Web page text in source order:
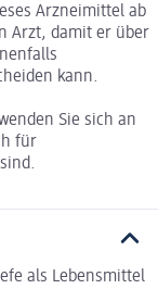
Arzneimittel ab
Arzt, damit er über
kann.
Sie sich an
für
als Lebensmittel